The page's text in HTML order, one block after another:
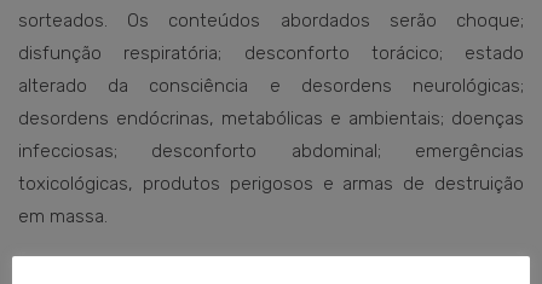
sorteados. Os conteúdos abordados serão choque;
disfunção respiratória; desconforto torácico; estado
alterado da consciência e desordens neurológicas;
desordens endócrinas, metabólicas e ambientais; doenças
infecciosas; desconforto abdominal; emergências
toxicológicas, produtos perigosos e armas de destruição
em massa.